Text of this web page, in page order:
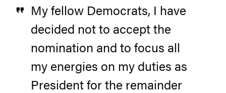
My fellow Democrats, I have
decided not to accept the
nomination and to focus all
my energies on my duties as
President for the remainder